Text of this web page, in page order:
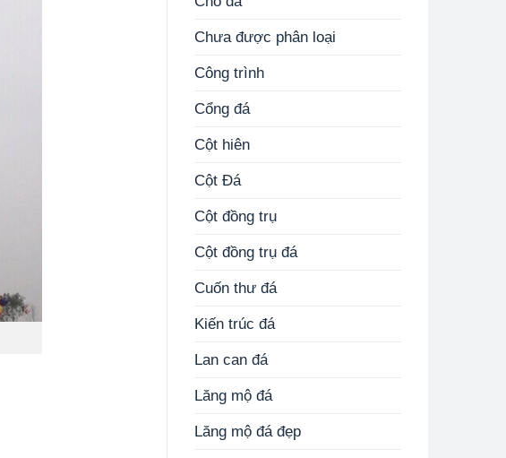
Chưa được phân loại
Công trình
Cổng đá
Cột hiên
Cột Đá
Cột đồng trụ
Cột đồng trụ đá
Cuốn thư đá
Kiến trúc đá
Lan can đá
Lăng mộ đá
Lăng mộ đá đẹp